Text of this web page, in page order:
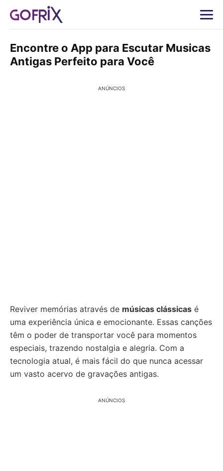
Encontre o App para Escutar Musicas
Antigas Perfeito para Você
ANÚNCIOS
Reviver memórias através de músicas clássicas é
uma experiência única e emocionante. Essas canções
têm o poder de transportar você para momentos
especiais, trazendo nostalgia e alegria. Com a
tecnologia atual, é mais fácil do que nunca acessar
um vasto acervo de gravações antigas.
ANÚNCIOS